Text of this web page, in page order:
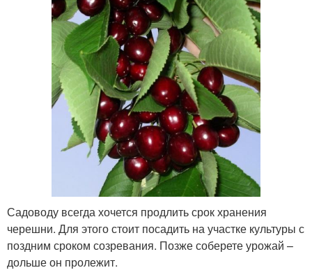
Садоводу всегда хочется продлить срок хранения
черешни. Для этого стоит посадить на участке культуры с
поздним сроком созревания. Позже соберете урожай –
дольше он пролежит.